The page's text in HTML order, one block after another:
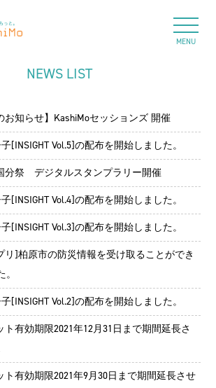
NEWS LIST
お知らせ】KashiMoセッションズ 開催
[INSIGHT Vol.5]の配布を開始しました。
分祭 デジタルスタンプラリー開催
[INSIGHT Vol.4]の配布を開始しました。
[INSIGHT Vol.3]の配布を開始しました。
リ]柏原市の防災情報を受け取ることができ
[INSIGHT Vol.2]の配布を開始しました。
ト有効期限2021年12月31日まで期間延長さ
ト有効期限2021年9月30日まで期間延長させ
MENU